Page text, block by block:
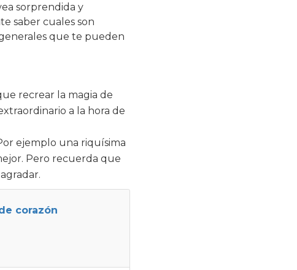
sorprendida y
saber cuales son
que te pueden
recrear la magia de
a la hora de
ejemplo una riquísima
Pero recuerda que
corazón